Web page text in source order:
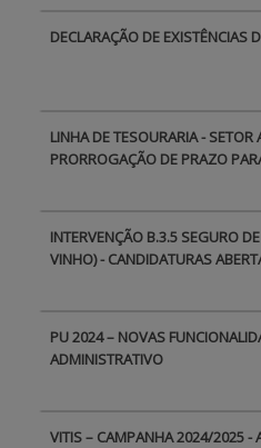
Login / Register
DECLARAÇÃO DE EXISTÊNCIAS
LINHA DE TESOURARIA -
PRORROGAÇÃO DE PRAZO
INTERVENÇÃO B.3.5 SEGURO
VINHO) - CANDIDATURAS
PU 2024 – NOVAS
ADMINISTRATIVO
VITIS – CAMPANHA 2024/2025 -